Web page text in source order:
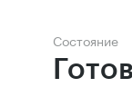
Состояние